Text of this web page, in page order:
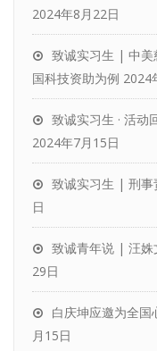
2024年8月22日
致诚实习生 | 中美
国科技资助为例 2024
致诚实习生 · 活
2024年7月15日
致诚实习生 | 刑事
日
致诚青年说 | 汪姝
29日
白庆坤应邀为全国
月15日